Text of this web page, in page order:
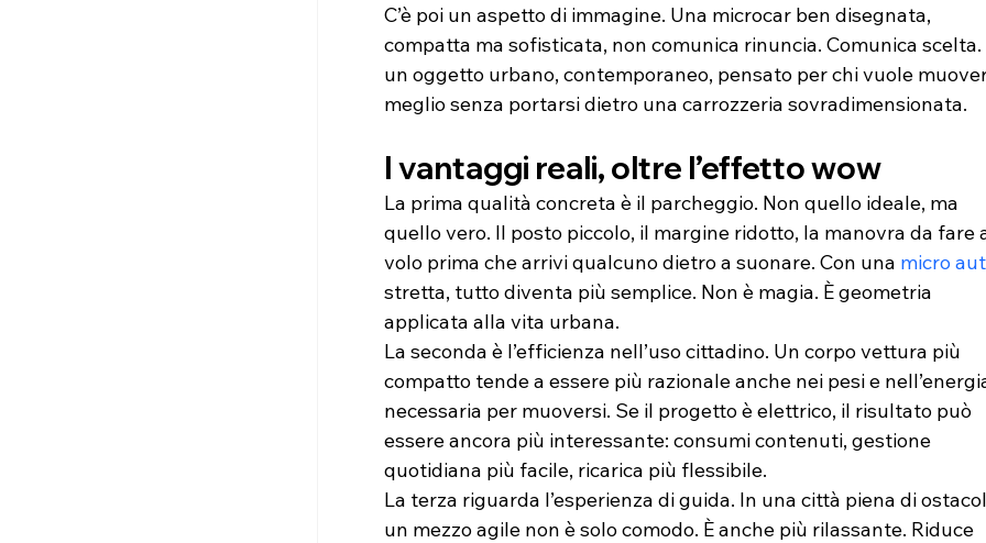
C’è poi un aspetto di immagine. Una microcar ben disegnata,
compatta ma sofisticata, non comunica rinuncia. Comunica scelta.
un oggetto urbano, contemporaneo, pensato per chi vuole
meglio senza portarsi dietro una carrozzeria sovradimensionata.
I vantaggi reali, oltre l’effetto wow
La prima qualità concreta è il parcheggio. Non quello ideale, ma
quello vero. Il posto piccolo, il margine ridotto, la manovra da fare
volo prima che arrivi qualcuno dietro a suonare. Con una micro
stretta, tutto diventa più semplice. Non è magia. È geometria
applicata alla vita urbana.
La seconda è l’efficienza nell’uso cittadino. Un corpo vettura più
compatto tende a essere più razionale anche nei pesi e
necessaria per muoversi. Se il progetto è elettrico, il risultato può
essere ancora più interessante: consumi contenuti, gestione
quotidiana più facile, ricarica più flessibile.
La terza riguarda l’esperienza di guida. In una città piena di
un mezzo agile non è solo comodo. È anche più rilassante. Riduce